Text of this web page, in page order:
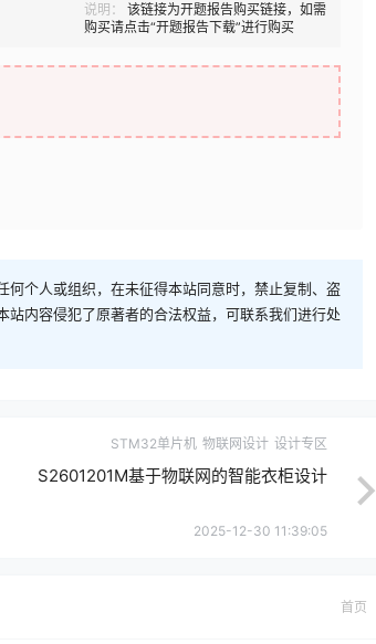
说明：
该链接为开题报告购买链接，如需
购买请点击“开题报告下载”进行购买
个人或组织，在未征得本站同意时，禁止复制、盗
内容侵犯了原著者的合法权益，可联系我们进行处
STM32单片机 物联网设计 设计专区
S2601201M基于物联网的智能衣柜设计
2025-12-30 11:39:05
首页